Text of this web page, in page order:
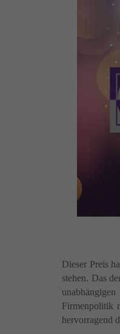
Dieser Preis
stehen. Das
Firmenpolitik
hervorragend